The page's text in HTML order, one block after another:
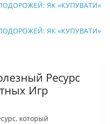
ЯК «КУПУВАТИ»
ЯК «КУПУВАТИ»
Ресурс
Игр
который